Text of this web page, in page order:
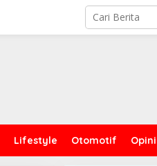
Lifestyle Otomotif Opini